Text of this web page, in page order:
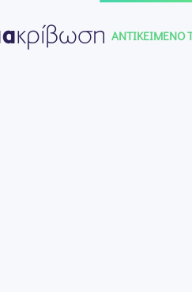
content
ΑNTIKEIMENO